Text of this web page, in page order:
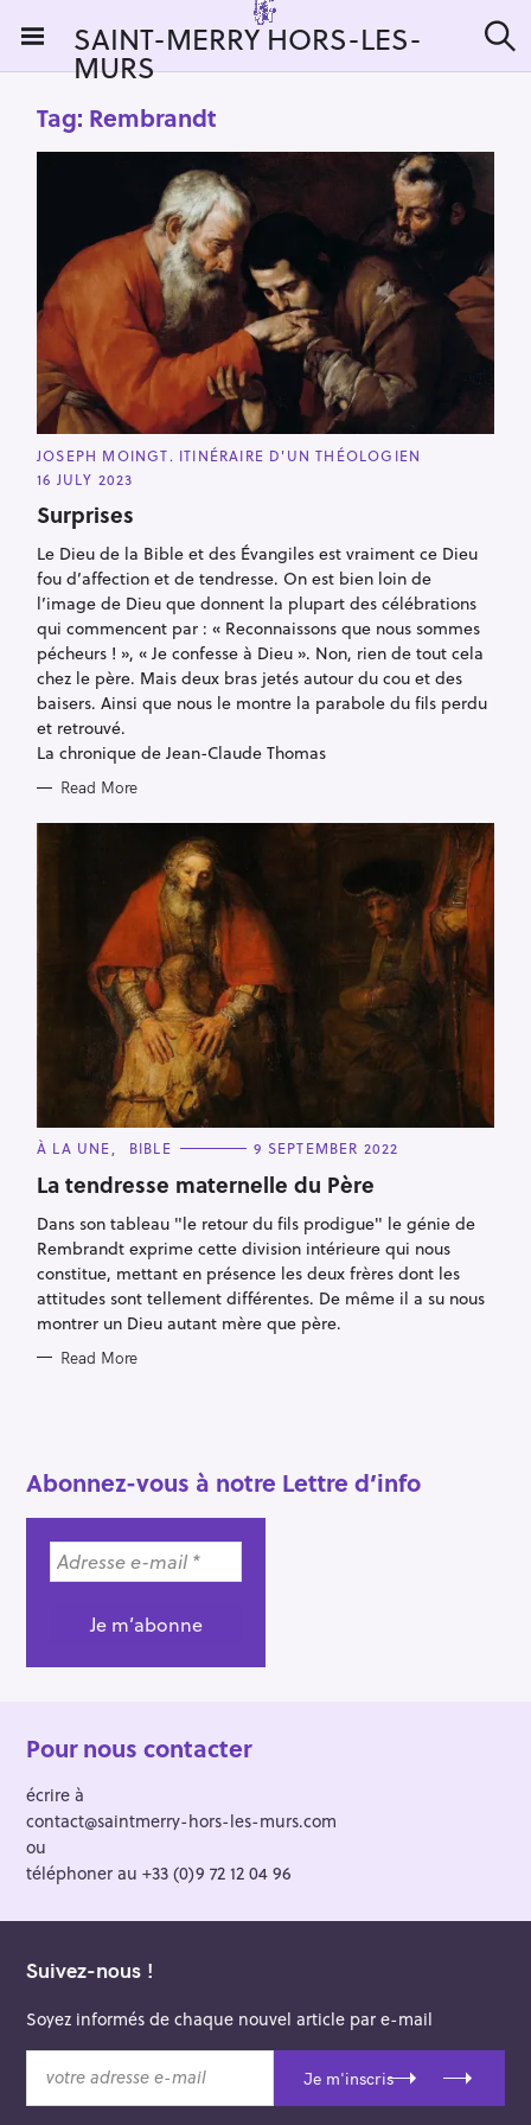
i
SAINT-MERRY HORS-LES-
MURS e
Tag: Rembrandt
C
A
T
G
R
I
E
S
JOSEPH MOINGT. ITINÉRAIRE D'UN THÉOLOGIEN
16 JULY 2023
Surprises
Le Dieu de la Bible et des Évangiles est vraiment ce Dieu
fou d’affection et de tendresse. On est bien loin de
l’image de Dieu que donnent la plupart des célébrations
qui commencent par : « Reconnaissons que nous sommes
pécheurs ! », « Je confesse à Dieu ». Non, rien de tout cela
chez le père. Mais deux bras jetés autour du cou et des
baisers. Ainsi que nous le montre la parabole du fils perdu
et retrouvé.
La chronique de Jean-Claude Thomas
Read More
C
T
E
O
R
I
E
S
À LA UNE BIBLE 9 SEPTEMBER 2022
La tendresse maternelle du Père
Dans son tableau "le retour du fils prodigue" le génie de
Rembrandt exprime cette division intérieure qui nous
constitue, mettant en présence les deux frères dont les
attitudes sont tellement différentes. De même il a su nous
montrer un Dieu autant mère que père.
Read More
Abonnez-vous à notre Lettre d’info
Pour nous contacter
écrire à
contact@saintmerry-hors-les-murs.com
ou
téléphoner au +33 (0)9 72 12 04 96
Suivez-nous !
Soyez informés de chaque nouvel article par e-mail
t
Je m'inscris
a
r
c
h
f
o
r
: